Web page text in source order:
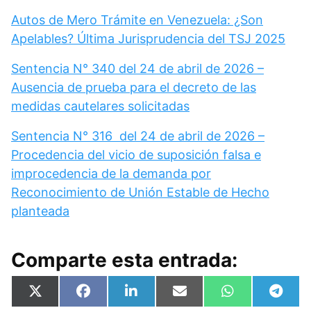
Autos de Mero Trámite en Venezuela: ¿Son
Apelables? Última Jurisprudencia del TSJ 2025
Sentencia N° 340 del 24 de abril de 2026 –
Ausencia de prueba para el decreto de las
medidas cautelares solicitadas
Sentencia N° 316 del 24 de abril de 2026 –
Procedencia del vicio de suposición falsa e
improcedencia de la demanda por
Reconocimiento de Unión Estable de Hecho
planteada
Comparte esta entrada:
Compartir
en
X
(
Compartir
en
F
a
Compartir
en
L
i
Compartir
en
E
m
Compartir
en
W
h
en
T
e